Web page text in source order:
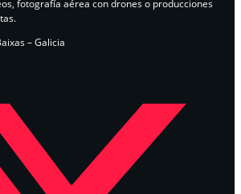
fotografía aérea con drones o producciones
– Galicia